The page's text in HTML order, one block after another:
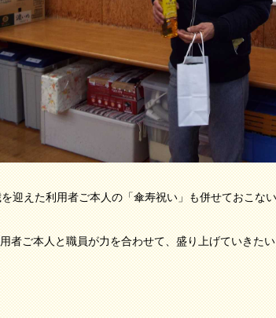
迎えた利用者ご本人の「傘寿祝い」も併せておこない
者ご本人と職員が力を合わせて、盛り上げていきたい